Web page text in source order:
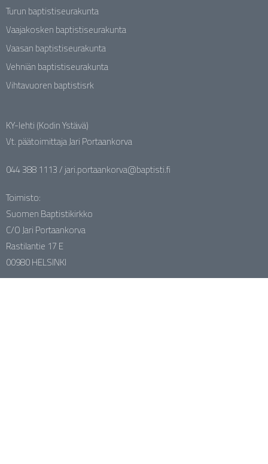
Turun baptistiseurakunta
Vaajakosken baptistiseurakunta
Vaasan baptistiseurakunta
Vehniän baptistiseurakunta
Vihtavuoren baptistisrk
KY-lehti (Kodin Ystävä)
Vt. päätoimittaja Jari Portaankorva
044 388 1113 / jari.portaankorva@baptisti.fi
Toimisto:
Suomen Baptistikirkko
C/O Jari Portaankorva
Rastilantie 17 E
00980 HELSINKI